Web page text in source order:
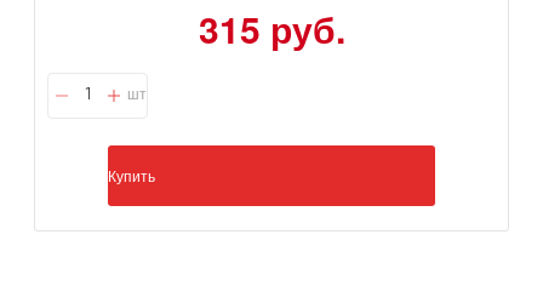
315 руб.
шт
Купить